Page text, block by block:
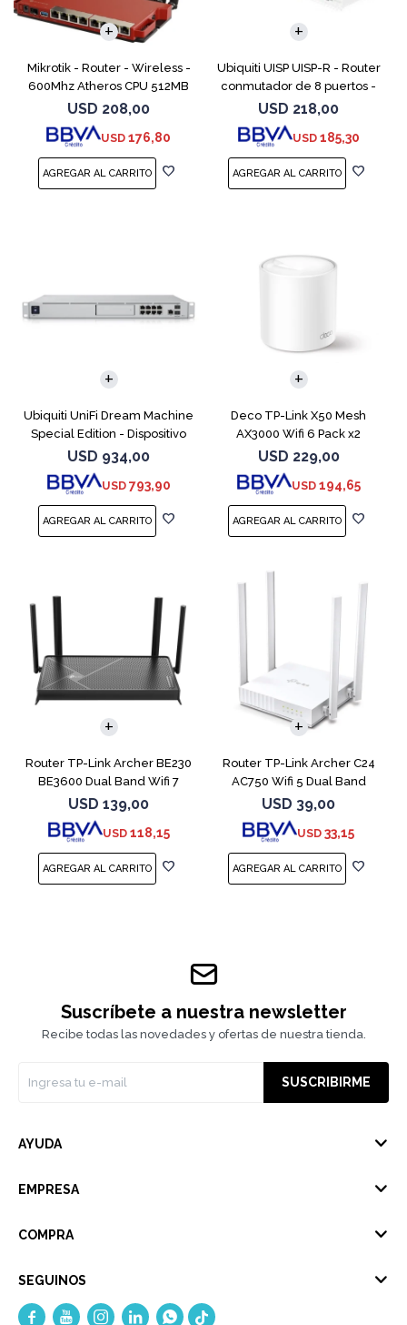
Mikrotik - Router - Wireless -
600Mhz Atheros CPU 512MB
RAM 1
USD 208,00
USD 176,80
Ubiquiti UISP UISP-R - Router
conmutador de 8 puertos -
1GbE
USD 218,00
USD 185,30
Ubiquiti UniFi Dream Machine
Special Edition - Dispositivo
de gestión de la red - 2.5GbE,
10GbE - 1U - montable en
bastidor
USD 934,00
USD 793,90
Deco TP-Link X50 Mesh
AX3000 Wifi 6 Pack x2
USD 229,00
USD 194,65
Router TP-Link Archer BE230
BE3600 Dual Band Wifi 7
Mesh
USD 139,00
USD 118,15
Router TP-Link Archer C24
AC750 Wifi 5 Dual Band
USD 39,00
USD 33,15
Suscríbete a nuestra newsletter
Recibe todas las novedades y ofertas de nuestra tienda.
SUSCRIBIRME
AYUDA
EMPRESA
COMPRA
SEGUINOS
    